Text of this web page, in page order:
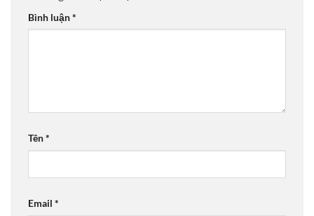
Bình luận*
Tên*
Email *